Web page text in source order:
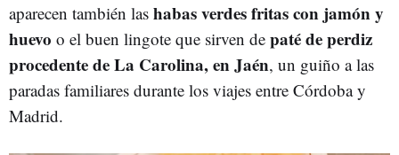
aparecen también las habas verdes fritas con jamón y
huevo o el buen lingote que sirven de paté de perdiz
procedente de La Carolina, en Jaén, un guiño a las
paradas familiares durante los viajes entre Córdoba y
Madrid.